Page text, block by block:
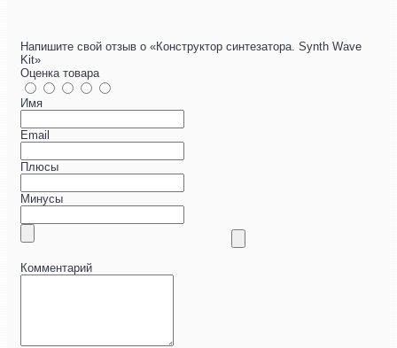
Напишите свой отзыв о «Конструктор синтезатора. Synth Wave
Kit»
Оценка товара
Имя
Email
Плюсы
Минусы
Комментарий